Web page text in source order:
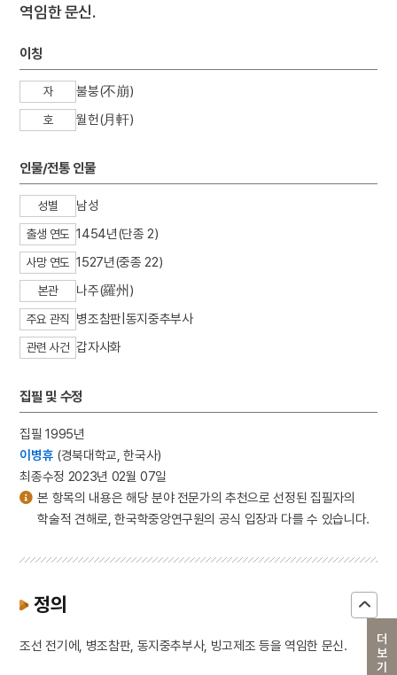
더보기
역임한 문신.
이칭
자 불붕(不崩)
호 월헌(月軒)
인물/전통 인물
성별 남성
출생 연도 1454년(단종 2)
사망 연도 1527년(중종 22)
본관 나주(羅州)
주요 관직 병조참판|동지중추부사
관련 사건 갑자사화
집필 및 수정
집필 1995년
이병휴 (경북대학교, 한국사)
최종수정 2023년 02월 07일
본 항목의 내용은 해당 분야 전문가의 추천으로 선정된 집필자의
학술적 견해로, 한국학중앙연구원의 공식 입장과 다를 수 있습니다.
정의
조선 전기에, 병조참판, 동지중추부사, 빙고제조 등을 역임한 문신.